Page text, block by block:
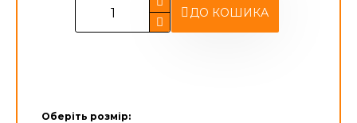
ДО КОШИКА
Оберіть розмір: